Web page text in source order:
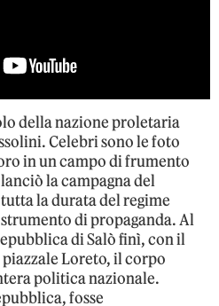
della nazione proletaria
Celebri sono le foto
in un campo di frumento
la campagna del
la durata del regime
di propaganda. Al
di Salò finì, con il
Loreto, il corpo
politica nazionale.
fosse